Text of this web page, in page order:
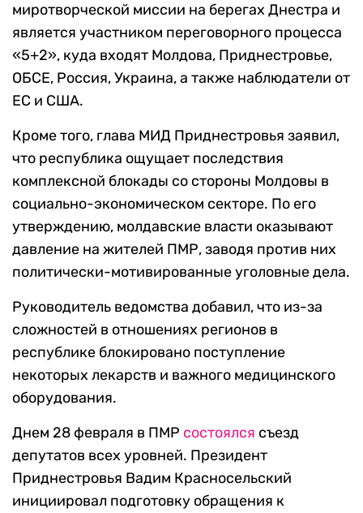
миротворческой миссии на берегах Днестра и
является участником переговорного процесса
«5+2», куда входят Молдова, Приднестровье,
ОБСЕ, Россия, Украина, а также наблюдатели от
ЕС и США.
Кроме того, глава МИД Приднестровья заявил,
что республика ощущает последствия
комплексной блокады со стороны Молдовы в
социально-экономическом секторе. По его
утверждению, молдавские власти оказывают
давление на жителей ПМР, заводя против них
политически-мотивированные уголовные дела.
Руководитель ведомства добавил, что из-за
сложностей в отношениях регионов в
республике блокировано поступление
некоторых лекарств и важного медицинского
оборудования.
Днем 28 февраля в ПМР состоялся съезд
депутатов всех уровней. Президент
Приднестровья Вадим Красносельский
инициировал подготовку обращения к